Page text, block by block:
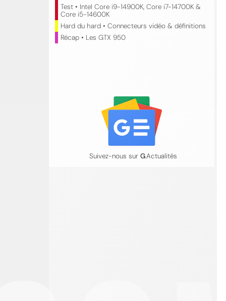
Test • Intel Core i9-14900K, Core i7-14700K &
Core i5-14600K
Hard du hard • Connecteurs vidéo & définitions
Récap • Les GTX 950
Suivez-nous sur G.Actualités